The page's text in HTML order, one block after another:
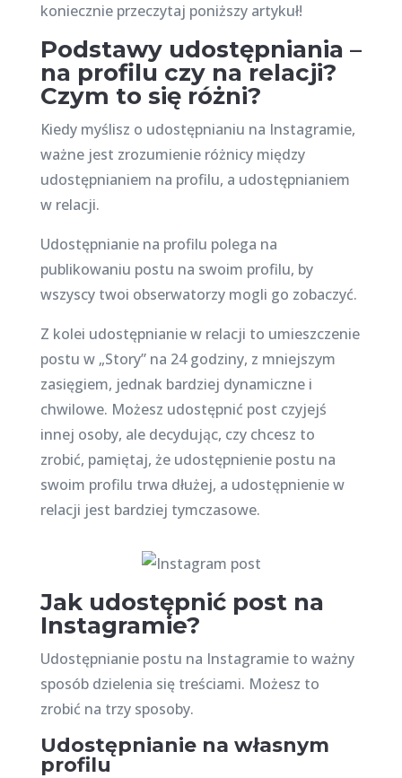
koniecznie przeczytaj poniższy artykuł!
Podstawy udostępniania –
na profilu czy na relacji?
Czym to się różni?
Kiedy myślisz o udostępnianiu na Instagramie,
ważne jest zrozumienie różnicy między
udostępnianiem na profilu, a udostępnianiem
w relacji.
Udostępnianie na profilu polega na
publikowaniu postu na swoim profilu, by
wszyscy twoi obserwatorzy mogli go zobaczyć.
Z kolei udostępnianie w relacji to umieszczenie
postu w „Story” na 24 godziny, z mniejszym
zasięgiem, jednak bardziej dynamiczne i
chwilowe. Możesz udostępnić post czyjejś
innej osoby, ale decydując, czy chcesz to
zrobić, pamiętaj, że udostępnienie postu na
swoim profilu trwa dłużej, a udostępnienie w
relacji jest bardziej tymczasowe.
Jak udostępnić post na
Instagramie?
Udostępnianie postu na Instagramie to ważny
sposób dzielenia się treściami. Możesz to
zrobić na trzy sposoby.
Udostępnianie na własnym
profilu